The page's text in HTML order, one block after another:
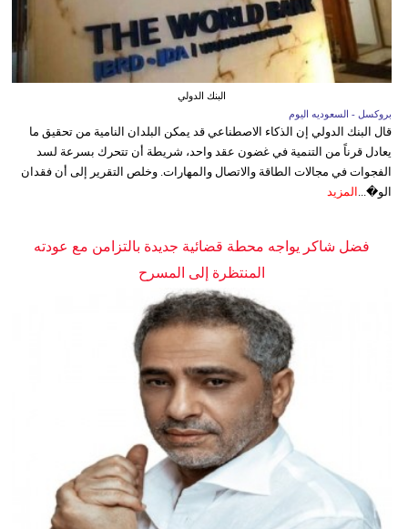
البنك الدولي
بروكسل - السعوديه اليوم
قال البنك الدولي إن الذكاء الاصطناعي قد يمكن البلدان النامية من تحقيق ما
يعادل قرناً من التنمية في غضون عقد واحد، شريطة أن تتحرك بسرعة لسد
الفجوات في مجالات الطاقة والاتصال والمهارات. وخلص التقرير إلى أن فقدان
الو�...
المزيد
فضل شاكر يواجه محطة قضائية جديدة بالتزامن مع عودته
المنتظرة إلى المسرح